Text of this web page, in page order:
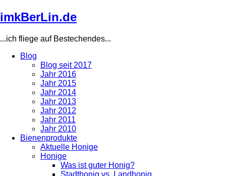
Direkt
zum
imkBerLin.de
...ich fliege auf Bestechendes...
navigation
Blog
Blog seit 2017
Jahr 2016
Jahr 2015
Jahr 2014
Jahr 2013
Jahr 2012
Jahr 2011
Jahr 2010
Bienenprodukte
Aktuelle Honige
Honige
Was ist guter Honig?
Stadthonig vs. Landhonig